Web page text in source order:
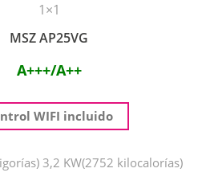
1×1
MSZ AP25VG
A+++/A++
WIFI incluido
3,2 KW(2752 kilocalorías)